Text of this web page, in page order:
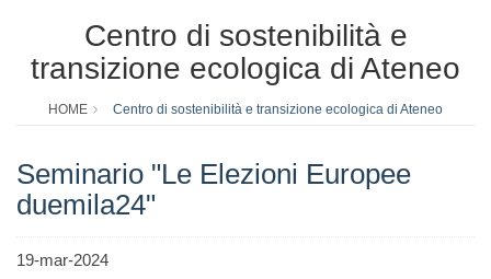
Centro di sostenibilità e
transizione ecologica di Ateneo
HOME Centro di sostenibilità e transizione ecologica di Ateneo
Seminario "Le Elezioni Europee
duemila24"
19-mar-2024